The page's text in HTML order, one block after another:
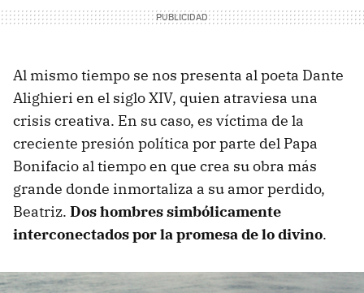
Al mismo tiempo se nos presenta al poeta Dante
Alighieri en el siglo XIV, quien atraviesa una
crisis creativa. En su caso, es víctima de la
creciente presión política por parte del Papa
Bonifacio al tiempo en que crea su obra más
grande donde inmortaliza a su amor perdido,
Beatriz. Dos hombres simbólicamente
interconectados porla promesa de lo divino.